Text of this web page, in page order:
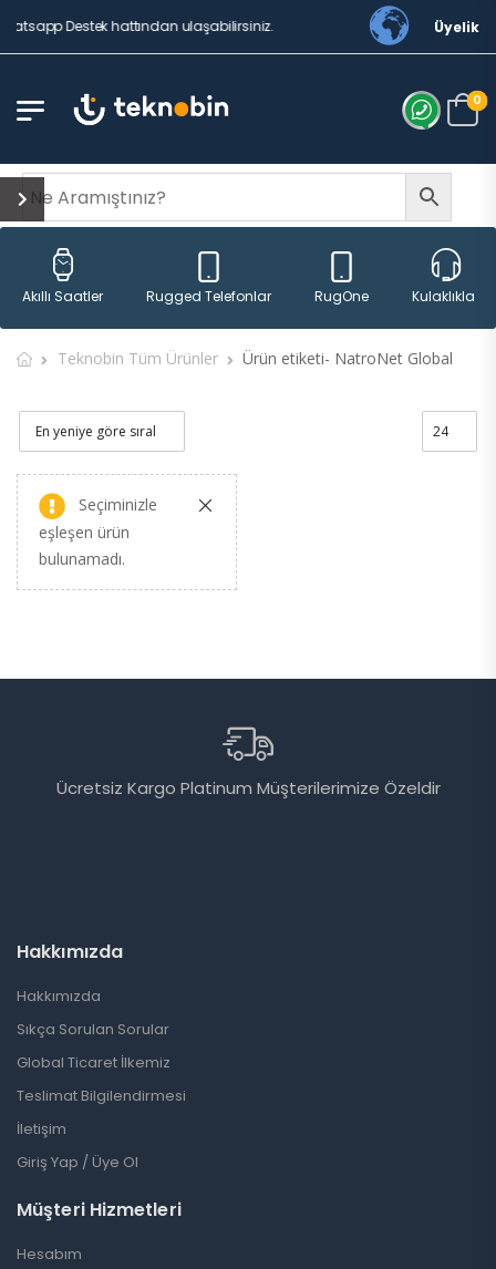
Destek hattından ulaşabilirsiniz. Üyelik
0
Akıllı Saatler Rugged Telefonlar RugOne Kulaklıklar
Teknobin Tüm Ürünler Ürün etiketi- NatroNet Global
Seçiminizle
eşleşen ürün
bulunamadı.
Ücretsiz Kargo Platinum Müşterilerimize Özeldir
Hakkımızda
Hakkımızda
Sıkça Sorulan Sorular
Global Ticaret İlkemiz
Teslimat Bilgilendirmesi
İletişim
Giriş Yap / Üye Ol
Müşteri Hizmetleri
Hesabım